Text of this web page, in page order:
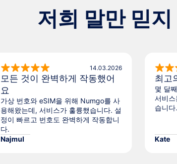
저희 말만 믿
14.03.2026
모든 것이 완벽하게 작동했어
요
가상 번호와 eSIM을 위해 Numgo를 사
용해왔는데, 서비스가 훌륭했습니다. 설
정이 빠르고 번호도 완벽하게 작동합니
다.
Najmul
최고
몇 달
서비
습니
Kate